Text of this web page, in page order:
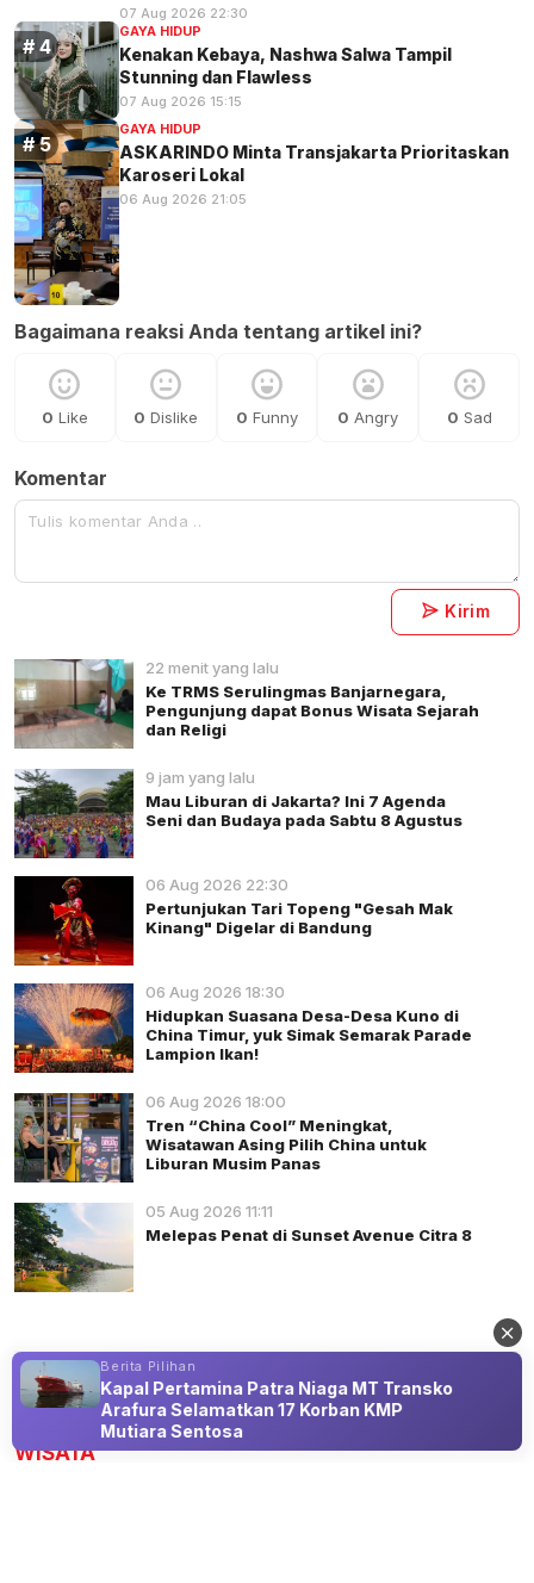
07 Aug 2026 22:30
GAYA HIDUP
Kenakan Kebaya, Nashwa Salwa Tampil
Stunning dan Flawless
07 Aug 2026 15:15
GAYA HIDUP
ASKARINDO Minta Transjakarta Prioritaskan
Karoseri Lokal
06 Aug 2026 21:05
Bagaimana reaksi Anda tentang artikel ini?
0 Like 0 Dislike 0 Funny 0 Angry 0 Sad
Komentar
Kirim
22 menit yang lalu
Ke TRMS Serulingmas Banjarnegara,
Pengunjung dapat Bonus Wisata Sejarah
dan Religi
9 jam yang lalu
Mau Liburan di Jakarta? Ini 7 Agenda
Seni dan Budaya pada Sabtu 8 Agustus
06 Aug 2026 22:30
Pertunjukan Tari Topeng "Gesah Mak
Kinang" Digelar di Bandung
06 Aug 2026 18:30
Hidupkan Suasana Desa-Desa Kuno di
China Timur, yuk Simak Semarak Parade
Lampion Ikan!
06 Aug 2026 18:00
Tren “China Cool” Meningkat,
Wisatawan Asing Pilih China untuk
Liburan Musim Panas
05 Aug 2026 11:11
Melepas Penat di Sunset Avenue Citra 8
WISATA
Berita Pilihan
Kapal Pertamina Patra Niaga MT Transko
Arafura Selamatkan 17 Korban KMP
Mutiara Sentosa